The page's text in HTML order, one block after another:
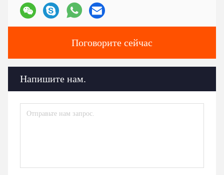
Поговорите сейчас
Напишите нам.